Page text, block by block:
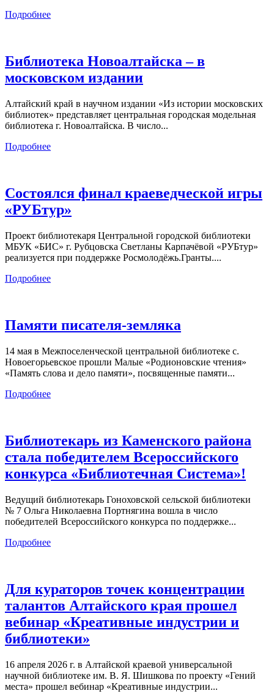
Подробнее
Библиотека Новоалтайска – в
московском издании
Алтайский край в научном издании «Из истории московских
библиотек» представляет центральная городская модельная
библиотека г. Новоалтайска. В число...
Подробнее
Состоялся финал краеведческой игры
«РУБтур»
Проект библиотекаря Центральной городской библиотеки
МБУК «БИС» г. Рубцовска Светланы Карпачёвой «РУБтур»
реализуется при поддержке Росмолодёжь.Гранты....
Подробнее
Памяти писателя-земляка
14 мая в Межпоселенческой центральной библиотеке с.
Новоегорьевское прошли Малые «Родионовские чтения»
«Память слова и дело памяти», посвященные памяти...
Подробнее
Библиотекарь из Каменского района
стала победителем Всероссийского
конкурса «Библиотечная Система»!
Ведущий библиотекарь Гоноховской сельской библиотеки
№ 7 Ольга Николаевна Портнягина вошла в число
победителей Всероссийского конкурса по поддержке...
Подробнее
Для кураторов точек концентрации
талантов Алтайского края прошел
вебинар «Креативные индустрии и
библиотеки»
16 апреля 2026 г. в Алтайской краевой универсальной
научной библиотеке им. В. Я. Шишкова по проекту «Гений
места» прошел вебинар «Креативные индустрии...